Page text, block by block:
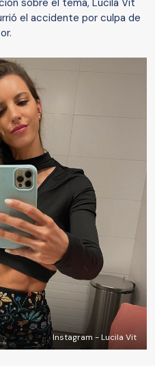
sobre el tema, Lucila Vit
el accidente por culpa de
Instagram - Lucila Vit